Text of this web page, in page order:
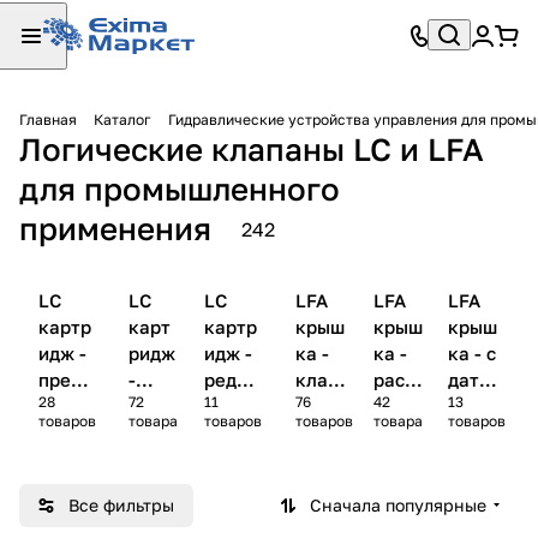
Главная Каталог Гидравлические устройства управления для
Логические клапаны LC и LFA
для промышленного
применения
242
LC
картр
идж -
предо
храни
тельн
ны
28
товаров
LC
карт
ридж
-
расп
реде
72
товара
LC
картр
идж -
редук
ционн
ые
11
товаров
LFA
крыш
ка -
клапа
ны
давле
76
товаров
LFA
крыш
ка -
расп
реде
лите
42
товара
LFA
крыш
ка - с
датчи
ками
(коне
ючате
13
товаров
Все фильтры Сначала популярные